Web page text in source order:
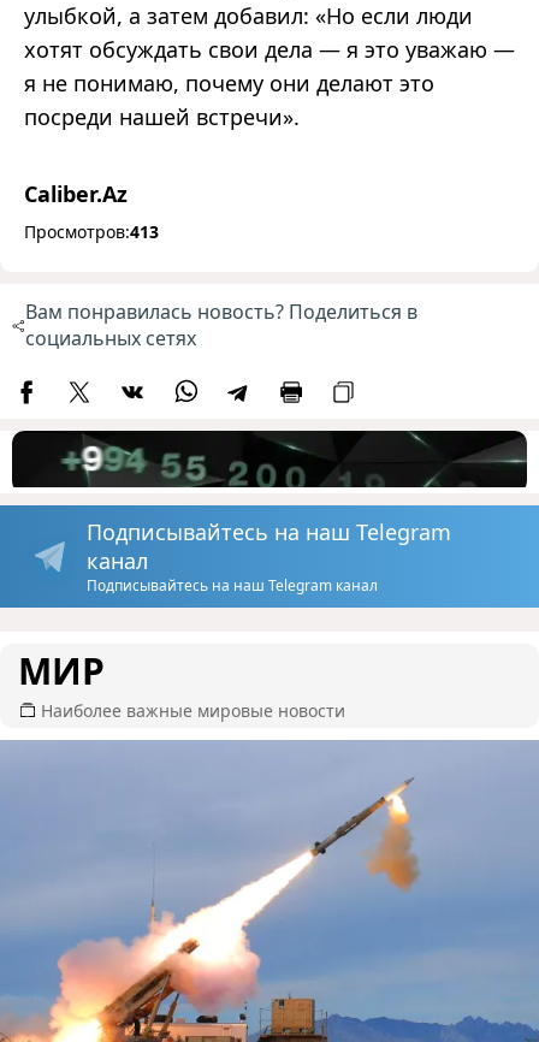
улыбкой, а затем добавил: «Но если люди
хотят обсуждать свои дела — я это уважаю —
я не понимаю, почему они делают это
посреди нашей встречи».
Caliber.Az
Просмотров:413
Вам понравилась новость? Поделиться в
социальных сетях
Подписывайтесь на наш Telegram
канал
Подписывайтесь на наш Telegram канал
МИР
Наиболее важные мировые новости